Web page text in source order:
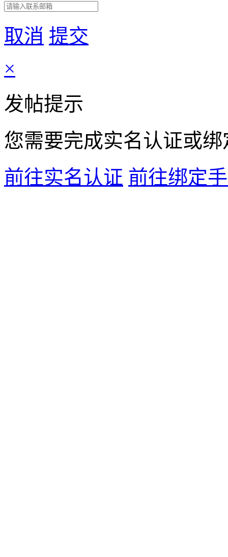
取消 提交
×
发帖提示
您需要完成实名认证或绑
前往实名认证 前往绑定